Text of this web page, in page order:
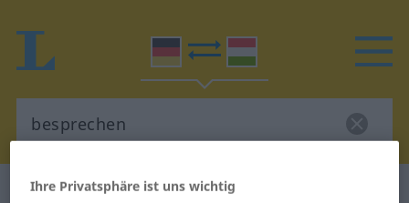
Deutsch-Ungarisch Wörterbuch
Ihre Privatsphäre ist uns wichtig